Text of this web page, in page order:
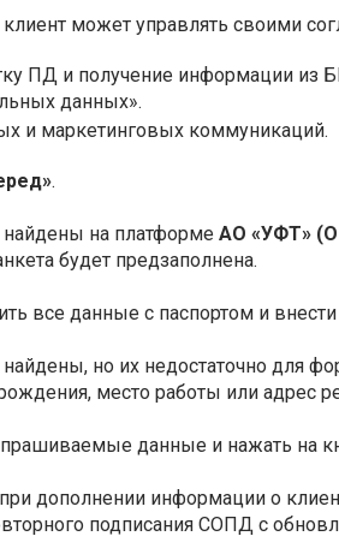
может управлять своими
ПД и получение информации из
данных».
и маркетинговых коммуникаций.
.
на платформе АО «УФТ»
будет предзаполнена.
все данные с паспортом и
но их недостаточно для
место работы или адрес
данные и нажать на
при дополнении информации о
подписания СОПД с